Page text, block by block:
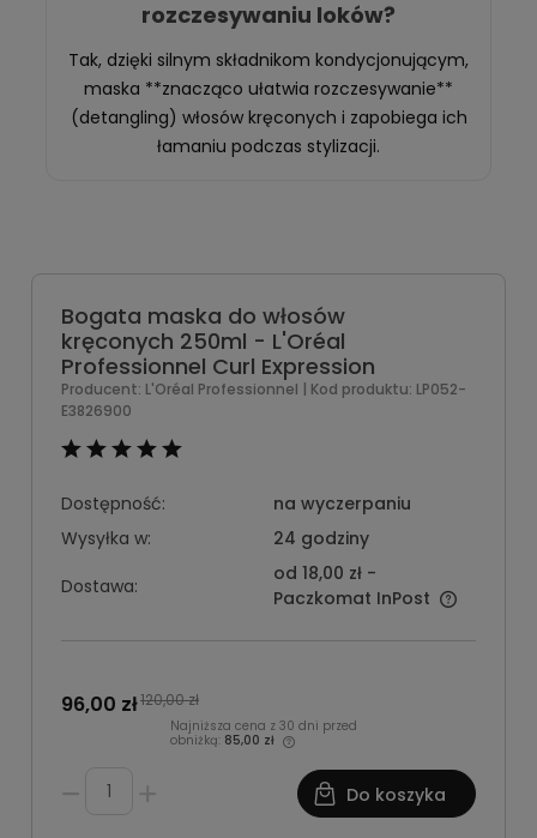
rozczesywaniu loków?
Tak, dzięki silnym składnikom kondycjonującym,
maska **znacząco ułatwia rozczesywanie**
(detangling) włosów kręconych i zapobiega ich
łamaniu podczas stylizacji.
Bogata maska do włosów
kręconych 250ml - L'Oréal
Professionnel Curl Expression
Producent: L'Oréal Professionnel | Kod produktu: LP052-
E3826900
Dostępność:
na wyczerpaniu
Wysyłka w:
24 godziny
Dostawa:
od 18,00 zł -
Paczkomat InPost
96,00 zł120,00 zł
Najniższa cena z 30 dni przed
obniżką: 85,00 zł
Do koszyka